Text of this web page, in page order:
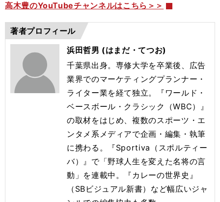
高木豊のYouTubeチャンネルはこちら＞＞
著者プロフィール
浜田哲男 (はまだ・てつお)
千葉県出身。専修大学を卒業後、広告
業界でのマーケティングプランナー・
ライター業を経て独立。『ワールド・
ベースボール・クラシック（WBC）』
の取材をはじめ、複数のスポーツ・エ
ンタメ系メディアで企画・編集・執筆
に携わる。『Sportiva（スポルティー
バ）』で「野球人生を変えた名将の言
動」を連載中。『カレーの世界史』
（SBビジュアル新書）など幅広いジャ